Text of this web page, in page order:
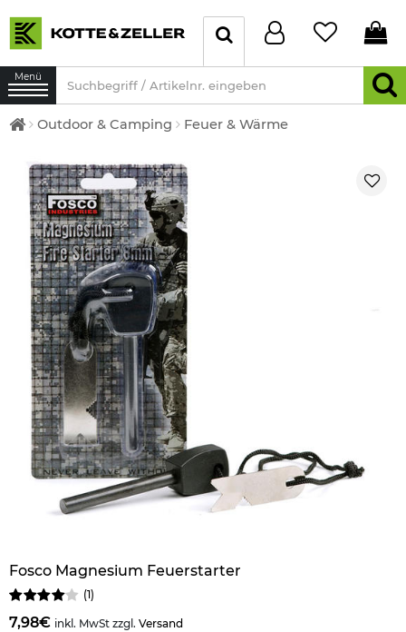
Menü
Outdoor & Camping Feuer & Wärme
Fosco Magnesium Feuerstarter
(1 )
7,98€ inkl. MwSt zzgl. Versand